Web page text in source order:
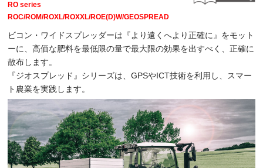
RO series
ROC/ROM/ROXL/ROXXL/ROE(D)W/GEOSPREAD
ビコン・ワイドスプレッダーは『より遠くへより正確に』をモット
ーに、高価な肥料を最低限の量で最大限の効果を出すべく、正確に
散布します。
『ジオスプレッド』シリーズは、GPSやICT技術を利用し、スマー
ト農業を実践します。